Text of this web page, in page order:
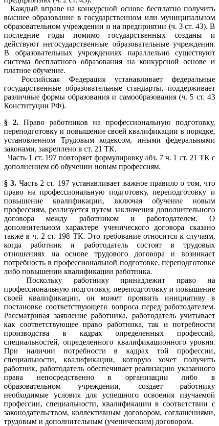
Каждый вправе на конкурсной основе бесплатно получить
высшее образование в государственном или муниципальном
образовательном учреждении и на предприятии (ч. 3 ст. 43). В
последние годы помимо государственных созданы и
действуют негосударственные образовательные учреждения.
В образовательных учреждениях параллельно существуют
система бесплатного образования на конкурсной основе и
платное обучение.
Российская Федерация устанавливает федеральные
государственные образовательные стандарты, поддерживает
различные формы образования и самообразования (ч. 5 ст. 43
Конституции РФ).
§ 2. Право работников на профессиональную подготовку,
переподготовку и повышение своей квалификации в порядке,
установленном Трудовым кодексом, иными федеральными
законами, закреплено в ст. 21 ТК.
Часть 1 ст. 197 повторяет формулировку абз. 7 ч. 1 ст. 21 ТК с
дополнением об обучении новым профессиям.
§ 3. Часть 2 ст. 197 устанавливает важное правило о том, что
право на профессиональную подготовку, переподготовку и
повышение квалификации, включая обучение новым
профессиям, реализуется путем заключения дополнительного
договора между работником и работодателем. О
дополнительном характере ученического договора сказано
также в ч. 2 ст. 198 ТК. Это требование относится к случаям,
когда работник и работодатель состоят в трудовых
отношениях на основе трудового договора и возникает
потребность в профессиональной подготовке, переподготовке
либо повышении квалификации работника.
Поскольку работнику принадлежит право на
профессиональную подготовку, переподготовку и повышение
своей квалификации, он может проявить инициативу в
постановке соответствующего вопроса перед работодателем.
Рассматривая заявление работника, работодатель учитывает
как соответствующее право работника, так и потребности
производства в кадрах определенных профессий,
специальностей, определенного квалификационного уровня.
При наличии потребности в кадрах той профессии,
специальности, квалификации, которую хочет получить
работник, работодатель обеспечивает реализацию указанного
права непосредственно в организации либо в
образовательном учреждении, создает работнику
необходимые условия для успешного освоения изучаемой
профессии, специальности, квалификации в соответствии с
законодательством, коллективным договором, соглашениями,
трудовым и дополнительным (ученическим) договором.